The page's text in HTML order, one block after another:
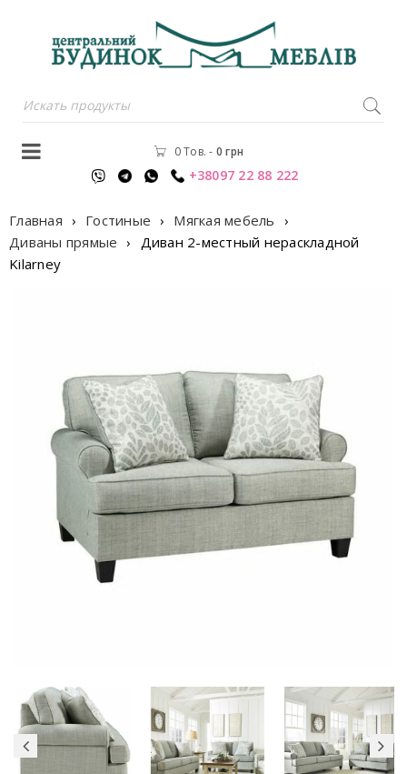
0 Тов. - 0грн
+38097 22 88 222
Главная › Гостиные › Мягкая мебель ›
Диваны прямые ›
Диван 2-местный нераскладной
Kilarney